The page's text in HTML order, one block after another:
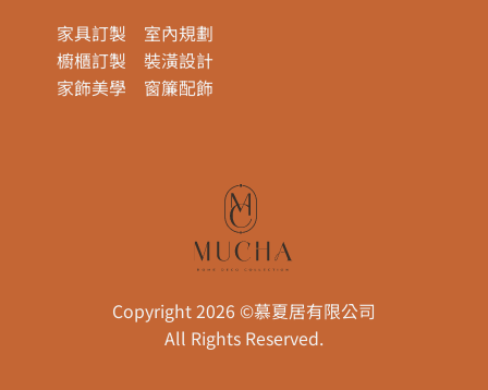
Copyright 2026 ©慕夏居有限公司
All Rights Reserved.
家具訂製
室內規劃
櫥櫃訂製
裝潢設計
家飾美學
窗簾配飾